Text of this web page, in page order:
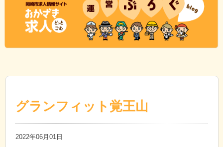
グランフィット覚王山
2022年06月01日